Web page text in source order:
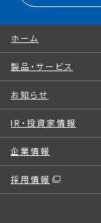
ホーム
製品・サービス
お知らせ
IR・投資家情報
企業情報
採用情報